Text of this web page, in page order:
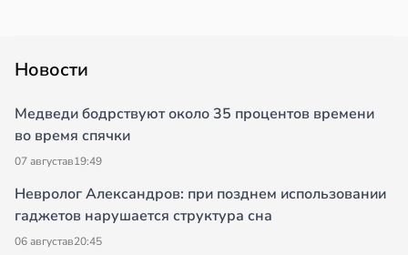
Новости
Медведи бодрствуют около 35 процентов времени
во время спячки
07 августав19:49
Невролог Александров: при позднем использовании
гаджетов нарушается структура сна
06 августав20:45